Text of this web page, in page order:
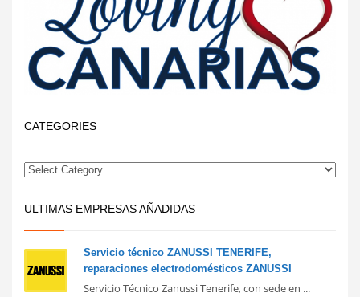
CATEGORIES
ULTIMAS EMPRESAS AÑADIDAS
Servicio técnico ZANUSSI TENERIFE,
reparaciones electrodomésticos ZANUSSI
Servicio Técnico Zanussi Tenerife, con sede en ...